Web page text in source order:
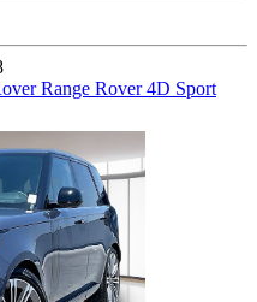
Range Rover 4D Sport